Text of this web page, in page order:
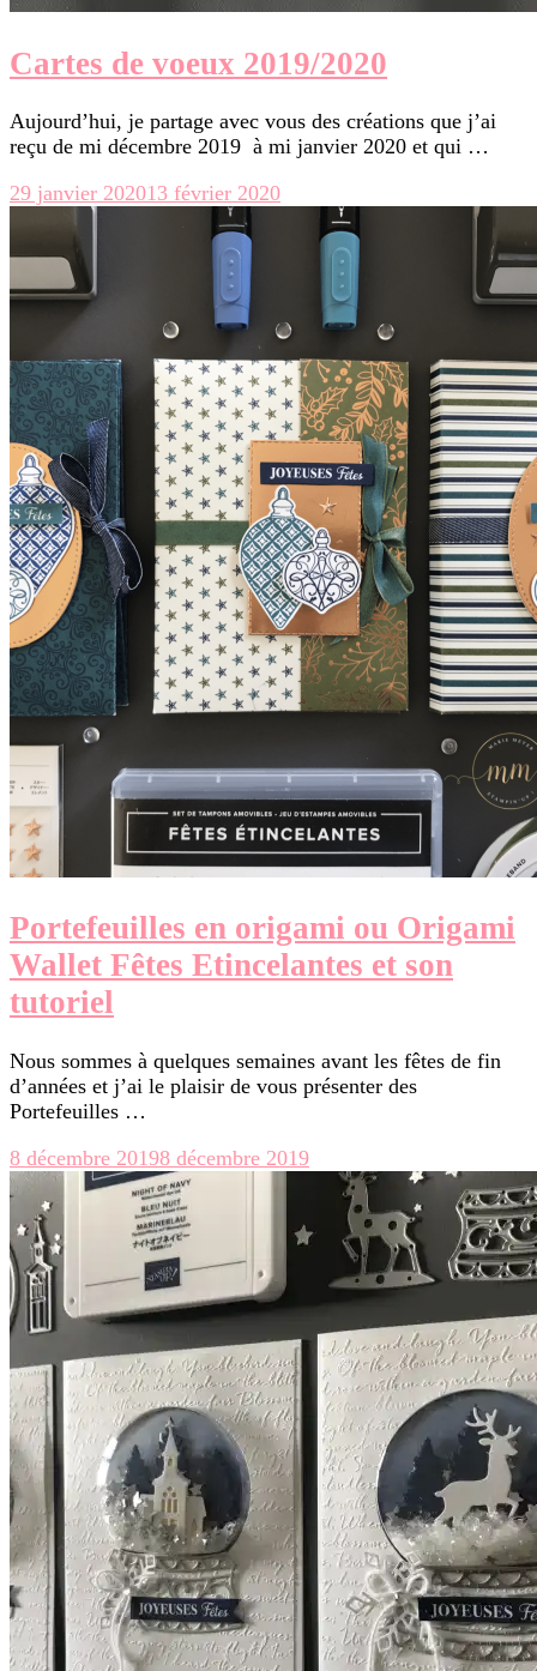
Cartes de voeux 2019/2020
Aujourd’hui, je partage avec vous des créations que j’ai
reçu de mi décembre 2019 à mi janvier 2020 et qui …
29 janvier 202013 février 2020
Portefeuilles en origami ou Origami
Wallet Fêtes Etincelantes et son
tutoriel
Nous sommes à quelques semaines avant les fêtes de fin
d’années et j’ai le plaisir de vous présenter des
Portefeuilles …
8 décembre 20198 décembre 2019